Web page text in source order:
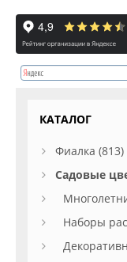
КАТАЛОГ
Фиалка (813)
Садовые
Наборы